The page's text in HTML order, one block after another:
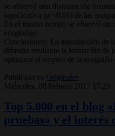
se observó una disminución
significativa (p <0,01) de las
En el mismo tiempo se observó un
ecografías.
Conclusiones:
La introducción de
difusión mediante la formación de
optimizar el empleo de la ecografía
Publicado en
Originales
Miércoles, 08 Febrero 2017 17:20
Top 5.000 en el blog
pruebas» y el interés